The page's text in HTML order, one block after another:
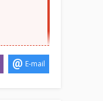
E-mail